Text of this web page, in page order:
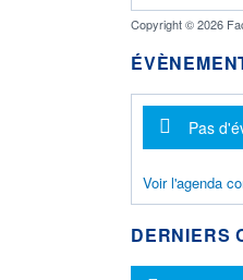
Copyright © 2026
Pas
Voir l'agenda
DERNIERS